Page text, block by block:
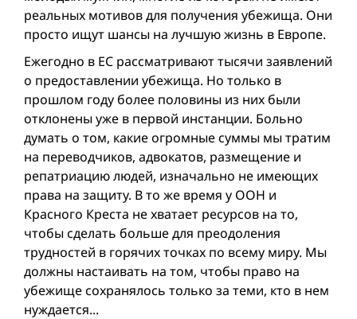
реальных мотивов для получения убежища. Они
просто ищут шансы на лучшую жизнь в Европе.
Ежегодно в ЕС рассматривают тысячи заявлений
о предоставлении убежища. Но только в
прошлом году более половины из них были
отклонены уже в первой инстанции. Больно
думать о том, какие огромные суммы мы тратим
на переводчиков, адвокатов, размещение и
репатриацию людей, изначально не имеющих
права на защиту. В то же время у ООН и
Красного Креста не хватает ресурсов на то,
чтобы сделать больше для преодоления
трудностей в горячих точках по всему миру. Мы
должны настаивать на том, чтобы право на
убежище сохранялось только за теми, кто в нем
нуждается...